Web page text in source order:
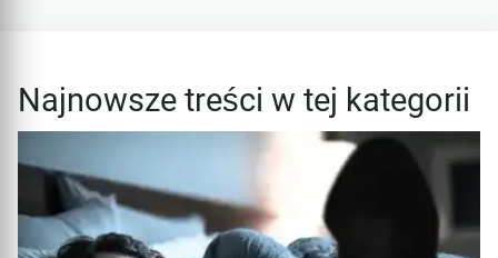
Najnowsze treści w tej kategorii